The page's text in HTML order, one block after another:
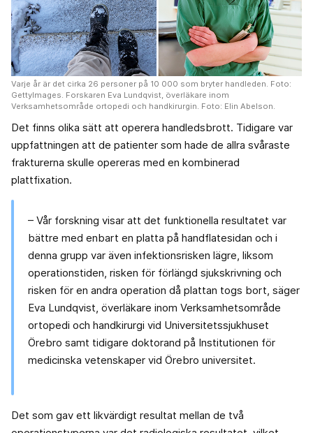
Varje år är det cirka 26 personer på 10 000 som bryter handleden. Foto:
GettyImages. Forskaren Eva Lundqvist, överläkare inom
Verksamhetsområde ortopedi och handkirurgin. Foto: Elin Abelson.
Det finns olika sätt att operera handledsbrott. Tidigare var
uppfattningen att de patienter som hade de allra svåraste
frakturerna skulle opereras med en kombinerad
plattfixation.
– Vår forskning visar att det funktionella resultatet var
bättre med enbart en platta på handflatesidan och i
denna grupp var även infektionsrisken lägre, liksom
operationstiden, risken för förlängd sjukskrivning och
risken för en andra operation då plattan togs bort, säger
Eva Lundqvist, överläkare inom Verksamhetsområde
ortopedi och handkirurgi vid Universitetssjukhuset
Örebro samt tidigare doktorand på Institutionen för
medicinska vetenskaper vid Örebro universitet.
Det som gav ett likvärdigt resultat mellan de två